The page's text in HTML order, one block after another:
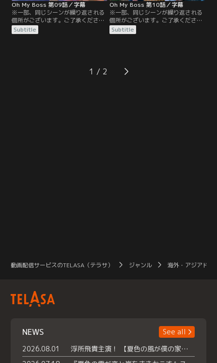
Oh My Boss 第09話／字幕
※一部、同じシーンが繰り返される
個所がございます。ご了承ください
／字幕／第9話／出張のため韓国へ
旅立ったボス。ニムはコウジへメッ
を見つけ、「完璧なカップルだ」と
話しているのを見て、ますます不安
Subtitle
Oh My Boss 第10話／字幕
※一部、同じシーンが繰り返される
個所がございます。ご了承ください
／字幕／第10話／顧客のマークが打
ち合わせのため会社にやってきた。
れ出し、誰もいない部屋でニムにキ
ス！その後、ニムの携帯に叔母から
Subtitle
1
動画配信サービスのTELASA（テラサ） ジャンル 海外・アジアドラ
NEWS
See all
2026.08.01
浮所飛貴主演！ 【夏色の風が僕の家にやってきた】 本日よりテラサで独占配信スタート！